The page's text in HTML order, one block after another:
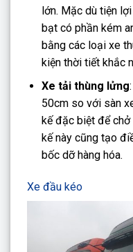
lớn. Mặc dù tiện
bạt có phần kém
bằng các loại xe
kiện thời tiết khắc
Xe tải thùng lửng
50cm so với sàn
kế đặc biệt để chở
kế này cũng tạo
bốc dỡ hàng hóa.
Xe đầu kéo